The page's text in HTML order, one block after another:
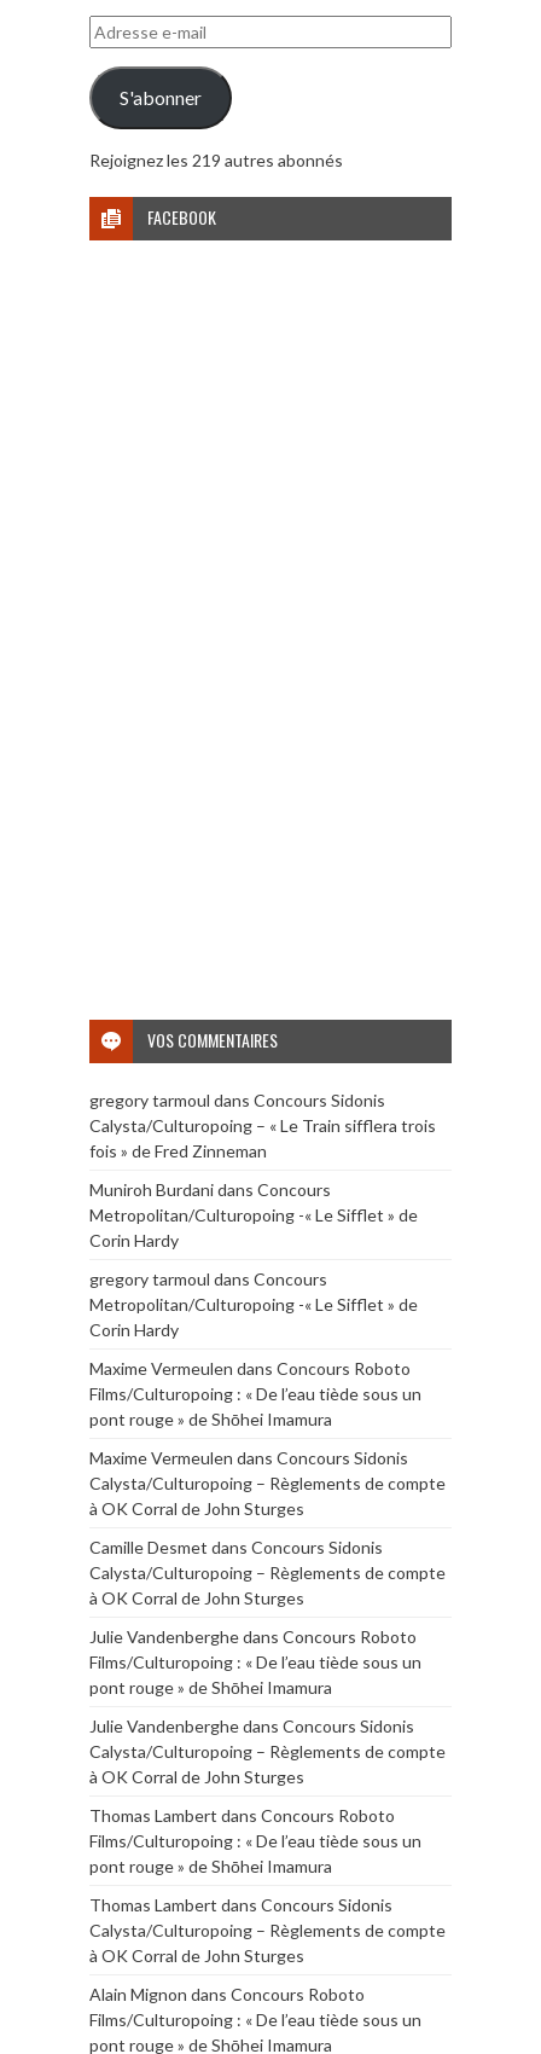
Adresse
e-
mail
S'abonner
Rejoignez les 219 autres abonnés
FACEBOOK
VOS COMMENTAIRES
gregory tarmoul dans Concours Sidonis
Calysta/Culturopoing – « Le Train sifflera trois
fois » de Fred Zinneman
Muniroh Burdanidans Concours
Metropolitan/Culturopoing -« Le Sifflet » de
Corin Hardy
gregory tarmoul dans Concours
Metropolitan/Culturopoing -« Le Sifflet » de
Corin Hardy
Maxime Vermeulen dans Concours Roboto
Films/Culturopoing : « De l’eau tiède sous un
pont rouge » de Shōhei Imamura
Maxime Vermeulen dans Concours Sidonis
Calysta/Culturopoing – Règlements de compte
à OK Corral de John Sturges
Camille Desmet dans Concours Sidonis
Calysta/Culturopoing – Règlements de compte
à OK Corral de John Sturges
Julie Vandenberghedans Concours Roboto
Films/Culturopoing : « De l’eau tiède sous un
pont rouge » de Shōhei Imamura
Julie Vandenberghedans Concours Sidonis
Calysta/Culturopoing – Règlements de compte
à OK Corral de John Sturges
Thomas Lambert dans Concours Roboto
Films/Culturopoing : « De l’eau tiède sous un
pont rouge » de Shōhei Imamura
Thomas Lambert dans Concours Sidonis
Calysta/Culturopoing – Règlements de compte
à OK Corral de John Sturges
Alain Mignon dans Concours Roboto
Films/Culturopoing : « De l’eau tiède sous un
pont rouge » de Shōhei Imamura